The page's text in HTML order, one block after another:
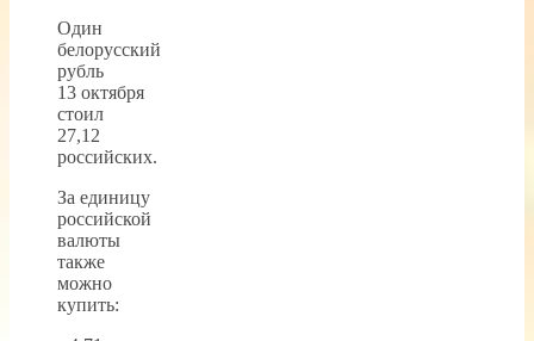
Один
белорусский
рубль
13 октября
стоил
27,12
российских.
За единицу
российской
валюты
также
можно
купить: